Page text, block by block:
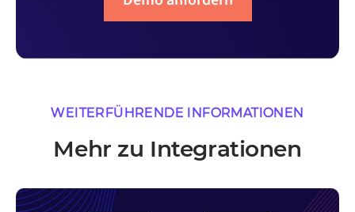
WEITERFÜHRENDE INFORMATIONEN
Mehr zu Integrationen